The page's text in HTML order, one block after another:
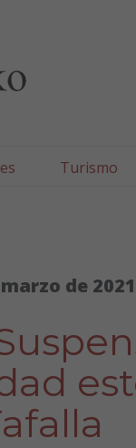
Turismo
de 2021